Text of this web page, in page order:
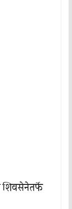
शिवसेनेतर्फे